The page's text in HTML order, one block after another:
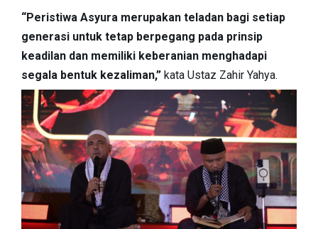
“Peristiwa Asyura merupakan teladan bagi setiap
generasi untuk tetap berpegang pada prinsip
keadilan dan memiliki keberanian menghadapi
segala bentuk kezaliman,” kata Ustaz Zahir Yahya.